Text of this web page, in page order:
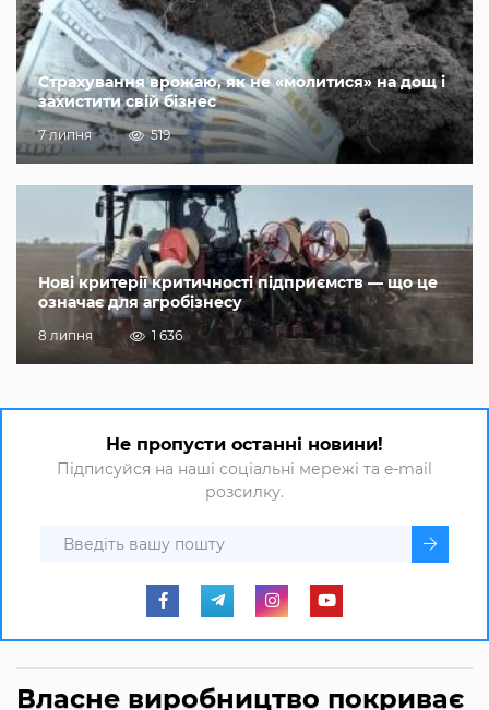
Страхування врожаю, як не «молитися» на дощ і
захистити свій бізнес
7 липня 519
Нові критерії критичності підприємств — що це
означає для агробізнесу
8 липня 1 636
Не пропусти останні новини!
Підписуйся на наші соціальні мережі та e-mail
розсилку.
Власне виробництво покриває